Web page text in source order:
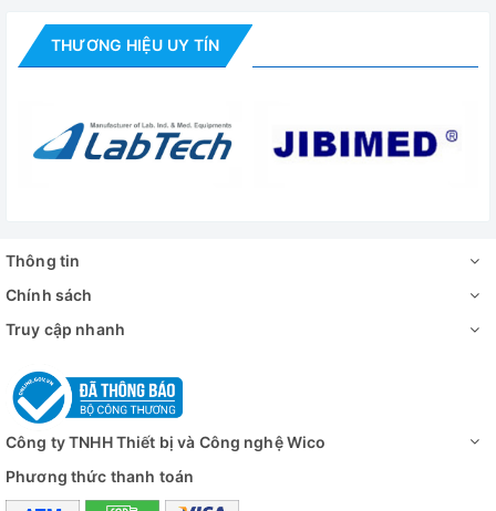
THƯƠNG HIỆU UY TÍN
Thông tin
Chính sách
Truy cập nhanh
Công ty TNHH Thiết bị và Công nghệ Wico
Phương thức thanh toán